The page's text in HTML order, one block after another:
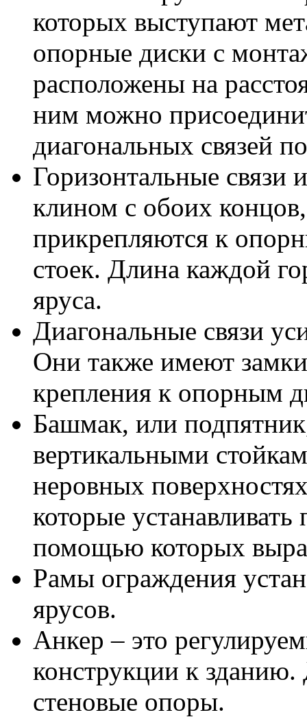
которых выступают
опорные диски с
расположены на
ним можно
диагональных связей
Горизонтальные
клином с обоих
прикрепляются к
стоек. Длина каждой
яруса.
Диагональные связи
Они также имеют
крепления к опорным
Башмак, или
вертикальными
неровных
которые
помощью которых
Рамы ограждения
ярусов.
Анкер – это
конструкции к
стеновые опоры.